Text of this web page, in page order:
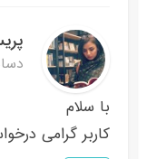
دسامبر 16,
با سلام
کاربر گرامی